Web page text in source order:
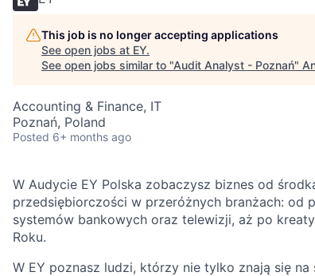
This job is no longer accepting applications
See open jobs at EY.
See open jobs similar to "Audit Analyst - Poznań"
Accounting & Finance, IT
Poznań, Poland
Posted 6+ months ago
W Audycie EY Polska zobaczysz biznes od
przedsiębiorczości w przeróżnych branżach: od
systemów bankowych oraz telewizji, aż po
Roku.
W EY poznasz ludzi, którzy nie tylko znają się